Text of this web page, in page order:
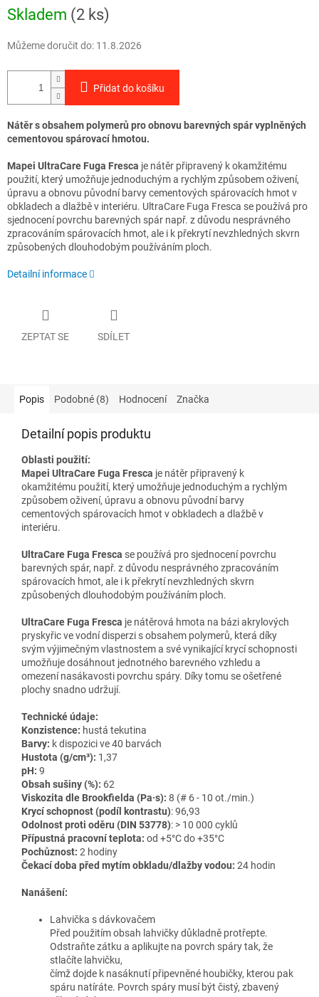
cena:
Skladem (2 ks)
Můžeme doručit do: 11.8.2026
Přidat do košíku
Nátěr s obsahem polymerů pro obnovu barevných spár vyplněných
cementovou spárovací hmotou.
Mapei UltraCare Fuga Fresca je nátěr připravený k okamžitému
použití, který umožňuje jednoduchým a rychlým způsobem oživení,
úpravu a obnovu původní barvy cementových spárovacích hmot v
obkladech a dlažbě v interiéru. UltraCare Fuga Fresca se používá pro
sjednocení povrchu barevných spár např. z důvodu nesprávného
zpracováním spárovacích hmot, ale i k překrytí nevzhledných skvrn
způsobených dlouhodobým používáním ploch.
Detailní informace
ZEPTAT SE SDÍLET
Popis Podobné (8) Hodnocení Značka
Detailní popis produktu
Oblasti použití:
Mapei UltraCare Fuga Fresca je nátěr připravený k
okamžitému použití, který umožňuje jednoduchým a rychlým
způsobem oživení, úpravu a obnovu původní barvy
cementových spárovacích hmot v obkladech a dlažbě v
interiéru.
UltraCare Fuga Fresca se používá pro sjednocení povrchu
barevných spár, např. z důvodu nesprávného zpracováním
spárovacích hmot, ale i k překrytí nevzhledných skvrn
způsobených dlouhodobým používáním ploch.
UltraCare Fuga Fresca je nátěrová hmota na bázi akrylových
pryskyřic ve vodní disperzi s obsahem polymerů, která díky
svým výjimečným vlastnostem a své vynikající krycí schopnosti
umožňuje dosáhnout jednotného barevného vzhledu a
omezení nasákavosti povrchu spáry. Díky tomu se ošetřené
plochy snadno udržují.
Technické údaje:
Konzistence: hustá tekutina
Barvy: k dispozici ve 40 barvách
Hustota (g/cm³): 1,37
pH: 9
Obsah sušiny (%): 62
Viskozita dle Brookfielda (Pa·s): 8 (# 6 - 10 ot./min.)
Krycí schopnost (podíl kontrastu): 96,93
Odolnost proti oděru (DIN 53778): > 10 000 cyklů
Přípustná pracovní teplota: od +5°C do +35°C
Pochůznost: 2 hodiny
Čekací doba před mytím obkladu/dlažby vodou: 24 hodin
Nanášení:
Lahvička s dávkovačem
Před použitím obsah lahvičky důkladně protřepte.
Odstraňte zátku a aplikujte na povrch spáry tak, že
stlačíte lahvičku,
čímž dojde k nasáknutí připevněné houbičky, kterou pak
spáru natíráte. Povrch spáry musí být čistý, zbavený